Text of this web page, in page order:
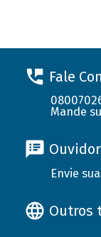
Fale
Mande
Envie
Outros